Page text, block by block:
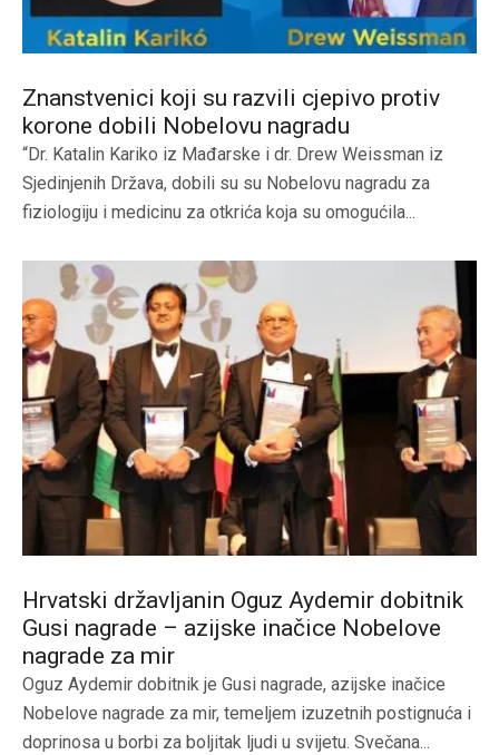
Znanstvenici koji su razvili cjepivo protiv
korone dobili Nobelovu nagradu
“Dr. Katalin Kariko iz Mađarske i dr. Drew Weissman iz
Sjedinjenih Država, dobili su su Nobelovu nagradu za
fiziologiju i medicinu za otkrića koja su omogućila...
Hrvatski državljanin Oguz Aydemir dobitnik
Gusi nagrade – azijske inačice Nobelove
nagrade za mir
Oguz Aydemir dobitnik je Gusi nagrade, azijske inačice
Nobelove nagrade za mir, temeljem izuzetnih postignuća i
doprinosa u borbi za boljitak ljudi u svijetu. Svečana...